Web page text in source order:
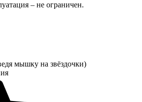
– не ограничен.
мышку на звёздочки)